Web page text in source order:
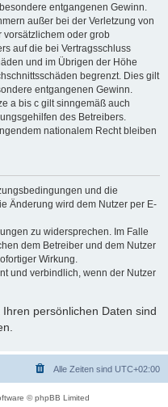
entgangenen Gewinn.
außer bei der Verletzung von
vorsätzlichem oder grob
auf die bei Vertragsschluss
und im Übrigen der Höhe
begrenzt. Dies gilt
entgangenen Gewinn.
a bis c gilt sinngemäß auch
des Betreibers.
nationalem Recht bleiben
und die
Änderung wird dem Nutzer per E-
zu widersprechen. Im Falle
dem Betreiber und dem Nutzer
Wirkung.
und verbindlich, wenn der Nutzer
persönlichen Daten sind
Alle Zeiten sind UTC+02:00
© phpBB Limited